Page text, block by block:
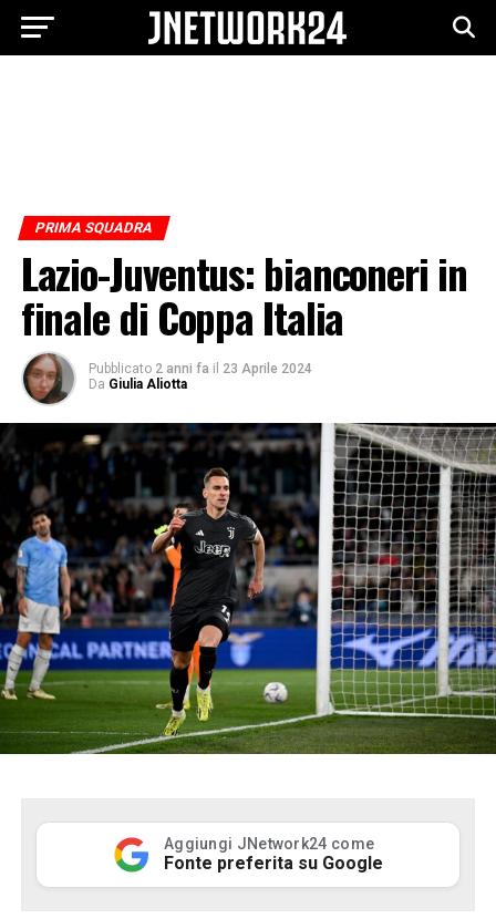
PRIMA SQUADRA
Lazio-Juventus: bianconeri in
finale di Coppa Italia
Pubblicato 2 anni fa il 23 Aprile 2024
Da Giulia Aliotta
Aggiungi JNetwork24 come
Fonte preferita su Google